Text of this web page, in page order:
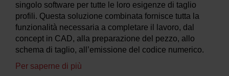
singolo software per tutte le loro esigenze di taglio
profili. Questa soluzione combinata fornisce tutta la
funzionalità necessaria a completare il lavoro, dal
concept in CAD, alla preparazione del pezzo, allo
schema di taglio, all’emissione del codice numerico.
Per saperne di più